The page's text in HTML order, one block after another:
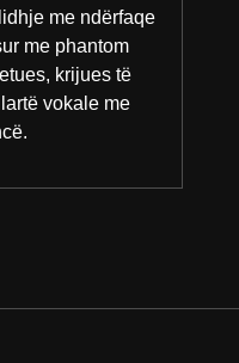
me ndërfaqe
me phantom
krijues të
vokale me